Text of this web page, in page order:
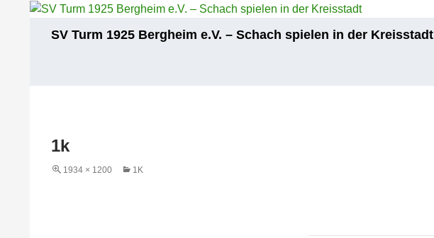
SV Turm 1925 Bergheim e.V. – Schach spielen in der Kreisstadt
1k
1934 × 1200 1K